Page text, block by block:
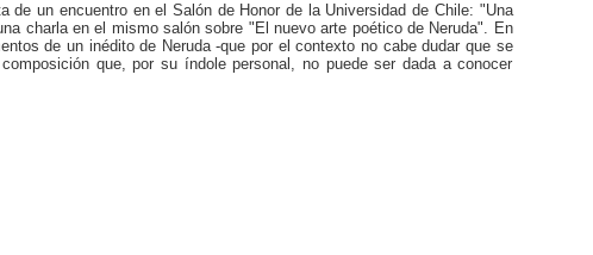
de un encuentro en el Salón de Honor de la Universidad de Chile: "Una
charla en el mismo salón sobre "El nuevo arte poético de Neruda". En
de un inédito de Neruda -que por el contexto no cabe dudar que se
que, por su índole personal, no puede ser dada a conocer